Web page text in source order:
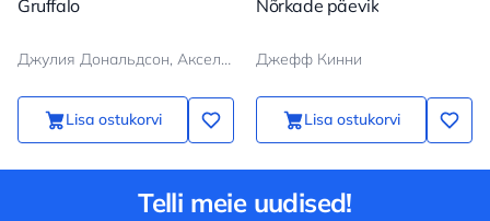
Gruffalo
Джулия Дональдсон, Аксель Шеффлер
Lisa ostukorvi
Nõrkade päevik
Джефф Кинни
Lisa ostukorvi
Telli meie uudised!